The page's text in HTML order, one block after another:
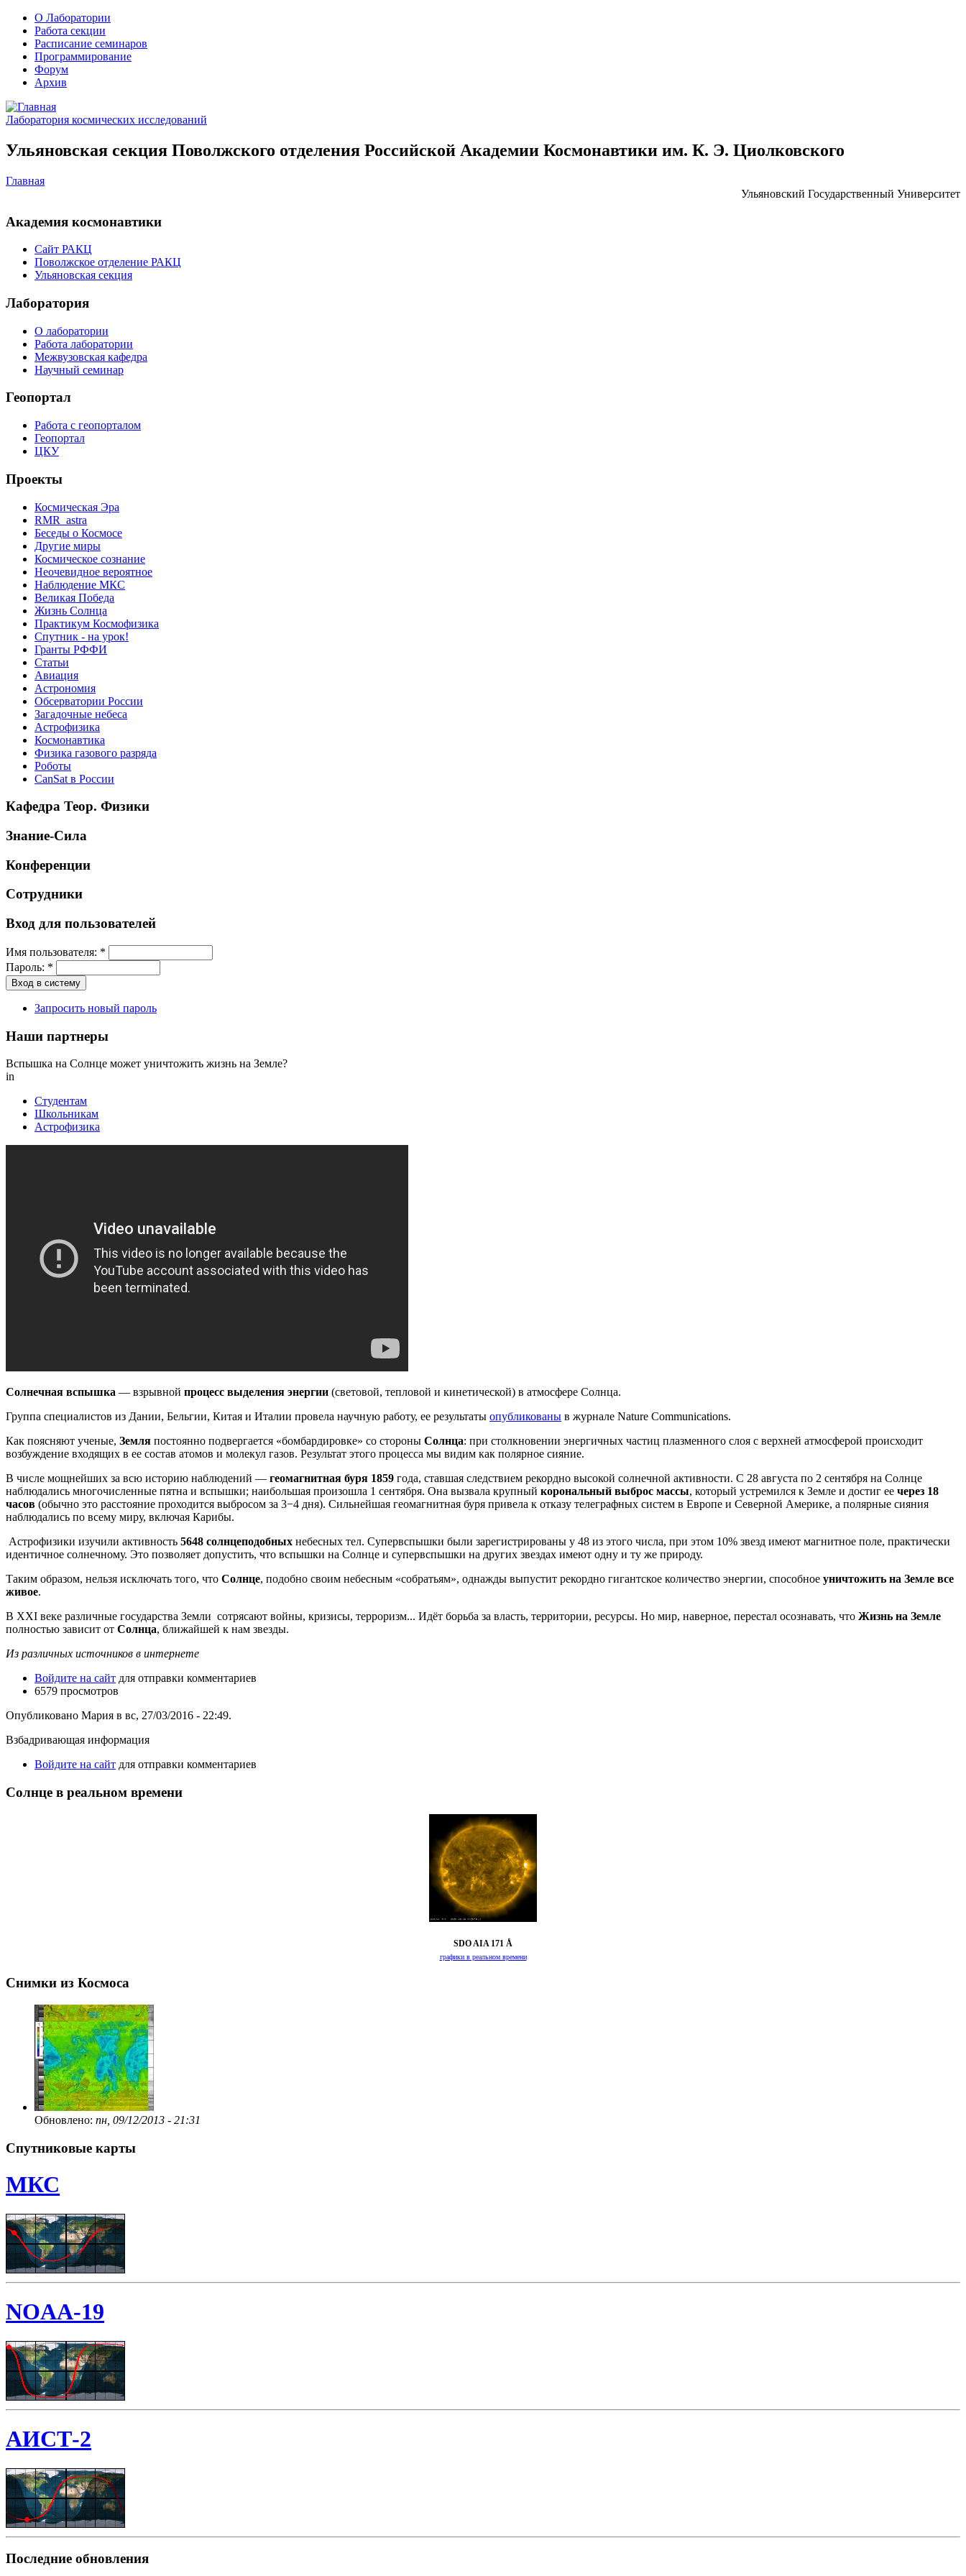
О Лаборатории
Работа секции
Расписание семинаров
Программирование
Форум
Архив
Лаборатория космических исследований
Ульяновская секция Поволжского отделения Российской Академии Космонавтики им. К. Э. Циолковского
Главная
Ульяновский Государственный Университет
Академия космонавтики
Сайт РАКЦ
Поволжское отделение РАКЦ
Ульяновская секция
Лаборатория
О лаборатории
Работа лаборатории
Межвузовская кафедра
Научный семинар
Геопортал
Работа с геопорталом
Геопортал
ЦКУ
Проекты
Космическая Эра
RMR_astra
Беседы о Космосе
Другие миры
Космическое сознание
Неочевидное вероятное
Наблюдение МКС
Великая Победа
Жизнь Солнца
Практикум Космофизика
Спутник - на урок!
Гранты РФФИ
Статьи
Авиация
Астрономия
Обсерватории России
Загадочные небеса
Астрофизика
Космонавтика
Физика газового разряда
Роботы
CanSat в России
Кафедра Теор. Физики
Знание-Сила
Конференции
Сотрудники
Вход для пользователей
Имя пользователя: *
Пароль: *
Запросить новый пароль
Наши партнеры
Вспышка на Солнце может уничтожить жизнь на Земле?
in
Студентам
Школьникам
Астрофизика
Солнечная вспышка — взрывной процесс выделения энергии (световой, тепловой и кинетической) в атмосфере Солнца.
Группа специалистов из Дании, Бельгии, Китая и Италии провела научную работу, ее результаты опубликованы в журнале Nature Communications.
Как поясняют ученые, Земля постоянно подвергается «бомбардировке» со стороны Солнца: при столкновении энергичных частиц плазменного слоя с верхней атмосферой происходит
возбуждение входящих в ее состав атомов и молекул газов. Результат этого процесса мы видим как полярное сияние.
В числе мощнейших за всю историю наблюдений — геомагнитная буря 1859 года, ставшая следствием рекордно высокой солнечной активности. С 28 августа по 2 сентября на Солнце
наблюдались многочисленные пятна и вспышки; наибольшая произошла 1 сентября. Она вызвала крупный корональный выброс массы, который устремился к Земле и достиг ее через 18
часов (обычно это расстояние проходится выбросом за 3−4 дня). Сильнейшая геомагнитная буря привела к отказу телеграфных систем в Европе и Северной Америке, а полярные сияния
наблюдались по всему миру, включая Карибы.
Астрофизики изучили активность 5648 солнцеподобных небесных тел. Супервспышки были зарегистрированы у 48 из этого числа, при этом 10% звезд имеют магнитное поле, практически
идентичное солнечному. Это позволяет допустить, что вспышки на Солнце и супервспышки на других звездах имеют одну и ту же природу.
Таким образом, нельзя исключать того, что Солнце, подобно своим небесным «собратьям», однажды выпустит рекордно гигантское количество энергии, способное уничтожить на Земле все
живое.
В ХХI веке различные государства Земли сотрясают войны, кризисы, терроризм... Идёт борьба за власть, территории, ресурсы. Но мир, наверное, перестал осознавать, что Жизнь на Земле
полностью зависит от Солнца, ближайшей к нам звезды.
Из различных источников в интернете
Войдите на сайт для отправки комментариев
6579 просмотров
Опубликовано Мария в вс, 27/03/2016 - 22:49.
Взбадривающая информация
Войдите на сайт для отправки комментариев
Солнце в реальном времени
SDO AIA 171 Å
графики в реальном времени
Снимки из Космоса
Обновлено: пн, 09/12/2013 - 21:31
Спутниковые карты
МКС
NOAA-19
АИСТ-2
Последние обновления